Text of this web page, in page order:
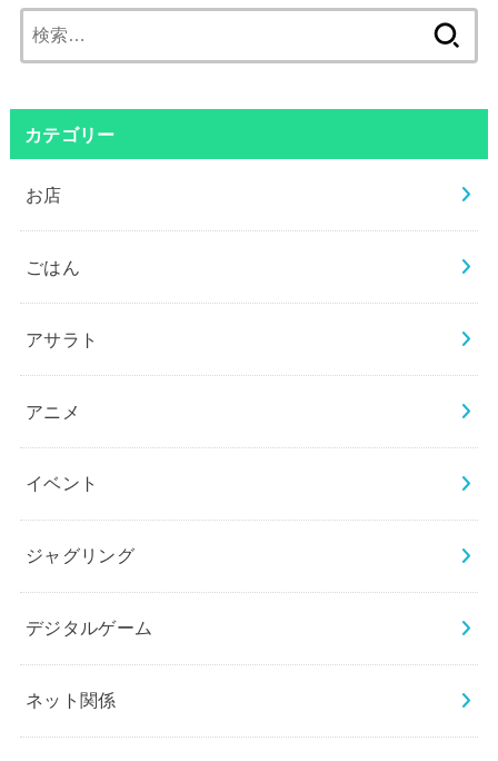
索:
カテゴリー
お店
ごはん
アサラト
アニメ
イベント
ジャグリング
デジタルゲーム
ネット関係